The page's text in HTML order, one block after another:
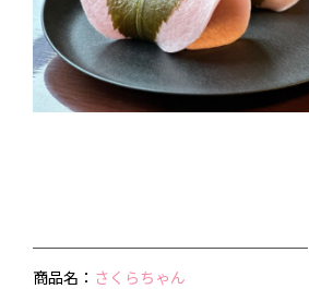
──────────────────
商品名： さくらちゃん